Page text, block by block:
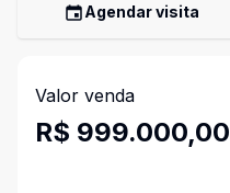
Agendar visita
Valor venda
R$ 999.000,00